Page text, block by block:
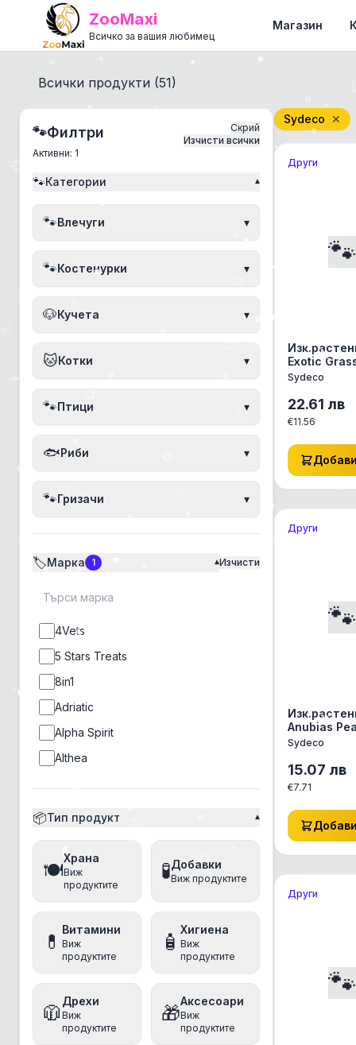
ZooMaxi
Всичко за вашия любимец
Магазин
Всички продукти (51)
🐾Филтри
Активни: 1
Скрий
Изчисти всички
🐾Категории ▾
🐾Влечуги ▾
🐾Костенурки ▾
🐶Кучета ▾
🐱Котки ▾
🐾Птици ▾
🐟Риби ▾
🐾Гризачи ▾
🏷️Марка 1 ▾Изчисти
4Vets
5 Stars Treats
8in1
Adriatic
Alpha Spirit
Althea
Anima
Animonda
anipro
Antos
Applaws
Aquatec
Arm&Hammer
Athena
📦Тип продукт ▾
🍽️
Храна
Виж
продуктите
🧪Добавки
Виж продуктите
💊
Витамини
Виж
продуктите
🧴
Хигиена
Виж
продуктите
🧥
Дрехи
Виж
продуктите
🎁
Аксесоари
Виж
продуктите
Sydeco ✕
Други
🐾
Exotic
Sydeco,
Sydeco
22.61 лв
€11.56
Добави
Други
🐾
Anubias
22см -
Sydeco
15.07 лв
€7.71
Добави
Други
🐾